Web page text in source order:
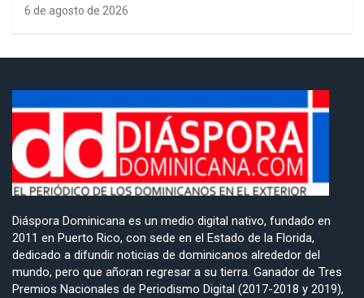
6 de agosto de 2026
Diáspora Dominicana es un medio digital nativo, fundado en
2011 en Puerto Rico, con sede en el Estado de la Florida,
dedicado a difundir noticias de dominicanos alrededor del
mundo, pero que añoran regresar a su tierra. Ganador de Tres
Premios Nacionales de Periodismo Digital (2017-2018 y 2019),